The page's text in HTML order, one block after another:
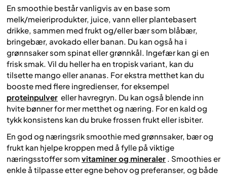
En smoothie består vanligvis av en base som
melk/meieriprodukter, juice, vann eller plantebasert
drikke, sammen med frukt og/eller bær som blåbær,
bringebær, avokado eller banan. Du kan også ha i
grønnsaker som spinat eller grønnkål. Ingefær kan gi en
frisk smak. Vil du heller ha en tropisk variant, kan du
tilsette mango eller ananas. For ekstra metthet kan du
booste med flere ingredienser, for eksempel
proteinpulver eller havregryn. Du kan også blende inn
hvite bønner for mer metthet og næring. For en kald og
tykk konsistens kan du bruke frossen frukt eller isbiter.
En god og næringsrik smoothie med grønnsaker, bær og
frukt kan hjelpe kroppen med å fylle på viktige
næringsstoffer som vitaminer og mineraler
. Smoothies er
enkle å tilpasse etter egne behov og preferanser, og både